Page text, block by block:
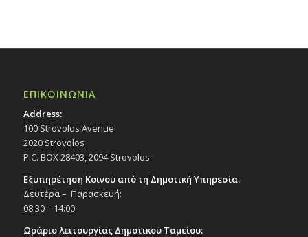
ΕΠΙΚΟΙΝΩΝΙΑ
Address:
100 Strovolos Avenue
2020 Strovolos
P.C. BOX 28403, 2094 Strovolos
Εξυπηρέτηση Κοινού από τη Δημοτική Υπηρεσία:
Δευτέρα – Παρασκευή:
08:30 – 14:00
Ωράριο λειτουργίας Δημοτικού Ταμείου: